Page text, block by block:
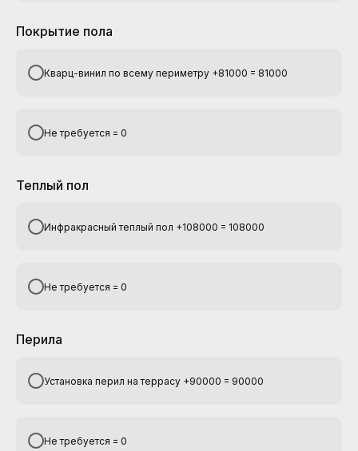
Покрытие пола
Кварц-винил по всему периметру +81000 = 81000
Не требуется = 0
Теплый пол
Инфракрасный теплый пол +108000 = 108000
Не требуется = 0
Перила
Установка перил на террасу +90000 = 90000
Не требуется = 0